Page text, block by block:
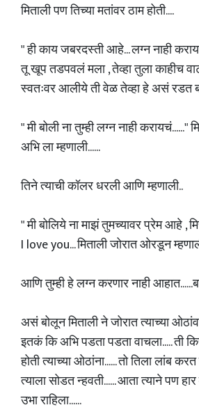
मिताली पण तिच्या मतांवर ठाम होती....
" ही काय जबरदस्ती आहे... लग्न नाही
तू खूप तडपवलं मला , तेव्हा तुला काहीच
स्वतःवर आलीये ती वेळ तेव्हा हे असं रडत
" मी बोली ना तुम्ही लग्न नाही
अभि ला म्हणाली......
तिने त्याची कॉलर धरली आणि म्हणाली..
" मी बोलिये ना माझं तुमच्यावर प्रेम आहे ,
I love you... मिताली जोरात ओरडून
आणि तुम्ही हे लग्न करणार नाही
असं बोलून मिताली ने जोरात त्याच्या
इतकं कि अभि पडता पडता वाचला..... ती
होती त्याच्या ओठांना...... तो तिला लांब
त्याला सोडत न्हवती...... आता त्याने पण
उभा राहिला......